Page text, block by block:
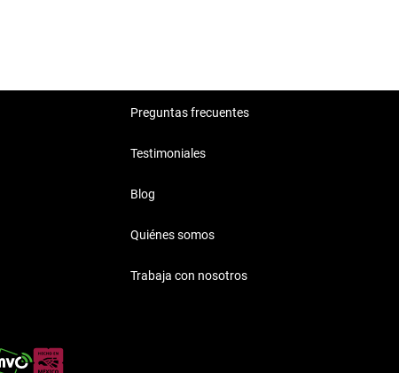
Preguntas frecuentes
Testimoniales
Blog
Quiénes somos
Trabaja con nosotros